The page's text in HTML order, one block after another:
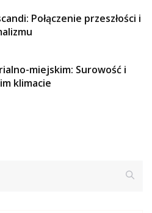
Połączenie przeszłości i
miejskim: Surowość i
klimacie